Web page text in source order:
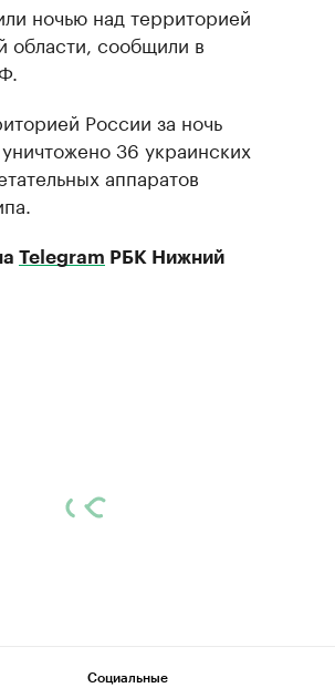
ночью над территорией
области, сообщили в
России за ночь
36 украинских
аппаратов
Telegram РБК Нижний
Социальные